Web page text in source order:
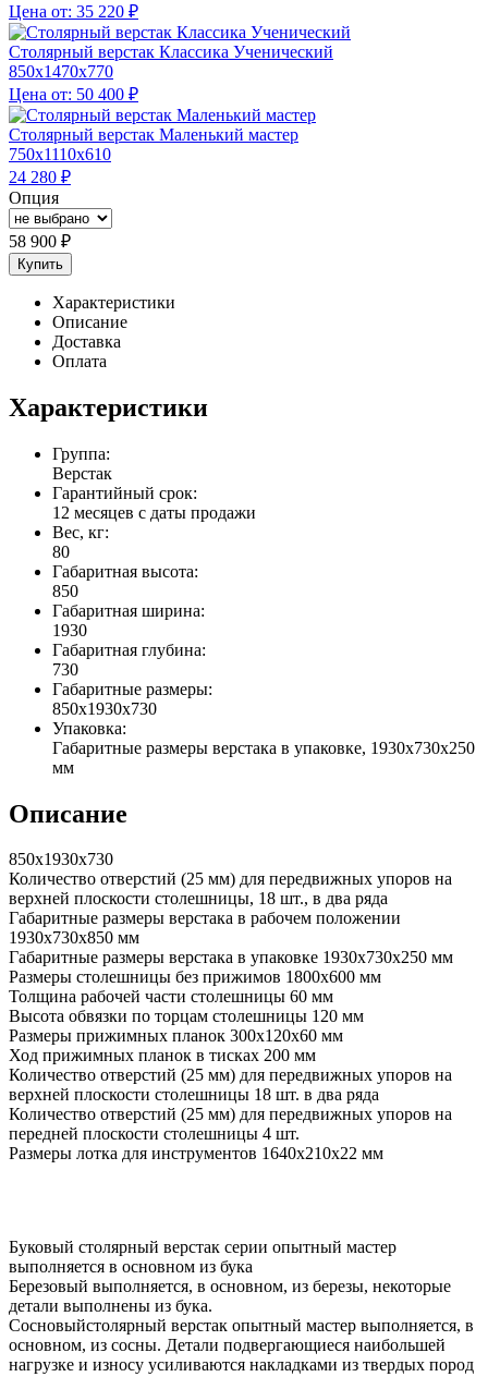
Цена от: 35 220 ₽
Столярный верстак Классика Ученический
850x1470x770
Цена от: 50 400 ₽
Столярный верстак Маленький мастер
750x1110x610
24 280 ₽
Опция
58 900 ₽
Купить
Характеристики
Описание
Доставка
Оплата
Характеристики
Группа:
Верстак
Гарантийный срок:
12 месяцев с даты продажи
Вес, кг:
80
Габаритная высота:
850
Габаритная ширина:
1930
Габаритная глубина:
730
Габаритные размеры:
850x1930x730
Упаковка:
Габаритные размеры верстака в упаковке, 1930x730x250
мм
Описание
850х1930х730
Количество отверстий (25 мм) для передвижных упоров на
верхней плоскости столешницы, 18 шт., в два ряда
Габаритные размеры верстака в рабочем положении
1930x730x850 мм
Габаритные размеры верстака в упаковке 1930x730x250 мм
Размеры столешницы без прижимов 1800x600 мм
Толщина рабочей части столешницы 60 мм
Высота обвязки по торцам столешницы 120 мм
Размеры прижимных планок 300x120x60 мм
Ход прижимных планок в тисках 200 мм
Количество отверстий (25 мм) для передвижных упоров на
верхней плоскости столешницы 18 шт. в два ряда
Количество отверстий (25 мм) для передвижных упоров на
передней плоскости столешницы 4 шт.
Размеры лотка для инструментов 1640x210x22 мм
Буковый столярный верстак серии опытный мастер
выполняется в основном из бука
Березовый выполняется, в основном, из березы, некоторые
детали выполнены из бука.
Сосновыйстолярный верстак опытный мастер выполняется, в
основном, из сосны. Детали подвергающиеся наибольшей
нагрузке и износу усиливаются накладками из твердых пород